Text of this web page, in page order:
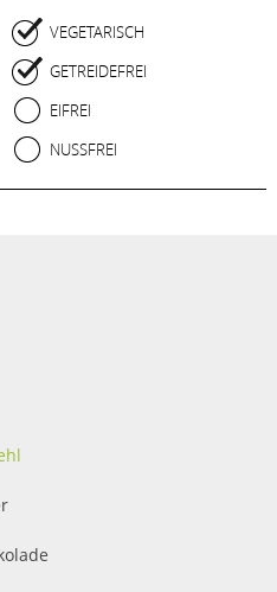
VEGETARISCH
GETREIDEFREI
EIFREI
NUSSFREI